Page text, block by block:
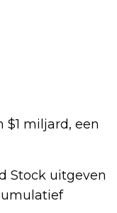
miljard, een
Stock uitgeven